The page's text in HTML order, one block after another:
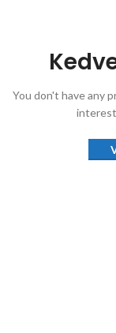
You don't have any